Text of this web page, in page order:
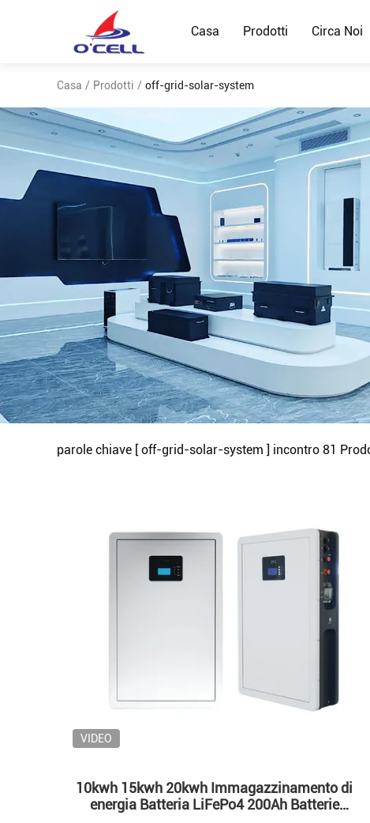
Casa Prodotti Circa Noi
Casa / Prodotti / off-grid-solar-system
parole chiave [ off-grid-solar-system ] incontro 81
VIDEO
10kwh 15kwh 20kwh Immagazzinamento di
energia Batteria LiFePo4 200Ah Batterie